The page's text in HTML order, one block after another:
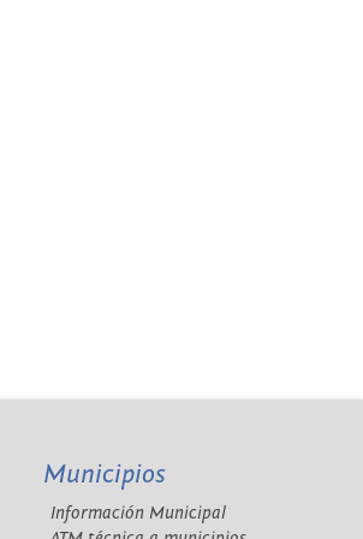
Municipios
Información Municipal